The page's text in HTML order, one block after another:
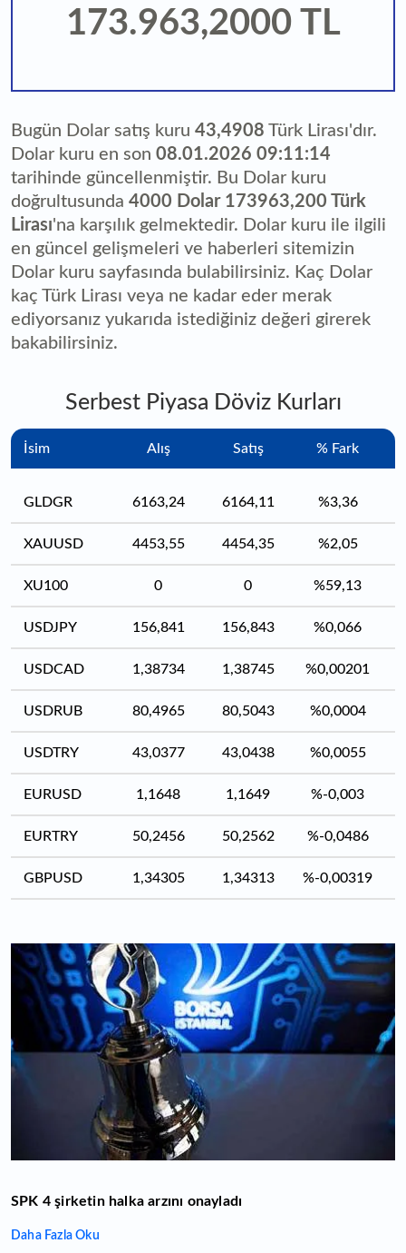
173.963,2000 TL
Bugün Dolar satış kuru 43,4908 Türk Lirası'dır.
Dolar kuru en son 08.01.2026 09:11:14
tarihinde güncellenmiştir. Bu Dolar kuru
doğrultusunda 4000 Dolar 173963,200 Türk
Lirası'na karşılık gelmektedir. Dolar kuru ile ilgili
en güncel gelişmeleri ve haberleri sitemizin
Dolar kuru sayfasında bulabilirsiniz. Kaç Dolar
kaç Türk Lirası veya ne kadar eder merak
ediyorsanız yukarıda istediğiniz değeri girerek
bakabilirsiniz.
Serbest Piyasa Döviz Kurları
İsim Alış Satış % Fark
GLDGR 6163,24 6164,11 %3,36
XAUUSD 4453,55 4454,35 %2,05
XU100 0 0 %59,13
USDJPY 156,841 156,843 %0,066
USDCAD 1,38734 1,38745 %0,00201
USDRUB 80,4965 80,5043 %0,0004
USDTRY 43,0377 43,0438 %0,0055
EURUSD 1,1648 1,1649 %-0,003
EURTRY 50,2456 50,2562 %-0,0486
GBPUSD 1,34305 1,34313 %-0,00319
SPK 4 şirketin halka arzını onayladı
Daha Fazla Oku